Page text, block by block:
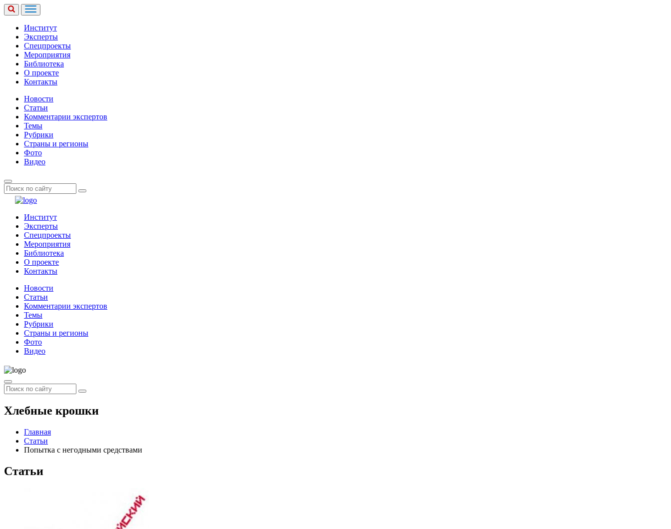
Институт
Эксперты
Спецпроекты
Мероприятия
Библиотека
О проекте
Контакты
Новости
Статьи
Комментарии экспертов
Темы
Рубрики
Страны и регионы
Фото
Видео
Институт
Эксперты
Спецпроекты
Мероприятия
Библиотека
О проекте
Контакты
Новости
Статьи
Комментарии экспертов
Темы
Рубрики
Страны и регионы
Фото
Видео
Хлебные крошки
Главная
Статьи
Попытка с негодными средствами
Статьи